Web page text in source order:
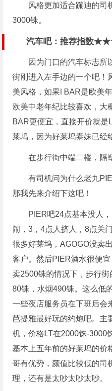
风格更加适合蹦迪的司
3000铢。
汽车吧：推荐指数
因为门口的汽车标志所
街刚进入左手边的一个吧！
美风格，如果I BAR是欧美
欧美中老年纪比较喜欢，大
BAR更便宜，直接开价就
莱坞，因为好莱坞泰妹已经
在步行街中端二楼，隔
有司机问为什么老九
那我先来介绍下这吧！
PIER吧24点基本没人
闹，3，4点人挤人，8点关
很多好莱坞，AGOGO没卖
客户。然后PIER酒水很便
卖2500铢的情况下，步行
80铢，水烟490铢。这么低
一些夜店服务员在下班后会
芭提雅最好玩的约炮吧。主
机，价格LT在2000铢-3000
基本上五年前的好莱坞的价
哥有优势，颜值比较低的司
理，还有是太吵太吵太吵。